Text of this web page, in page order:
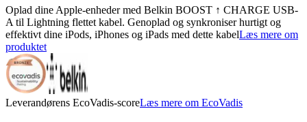
Oplad dine Apple-enheder med Belkin BOOST ↑ CHARGE USB-
A til Lightning flettet kabel. Genoplad og synkroniser hurtigt og
effektivt dine iPods, iPhones og iPads med dette kabelLæs mere om
produktet
Leverandørens EcoVadis-scoreLæs mere om EcoVadis